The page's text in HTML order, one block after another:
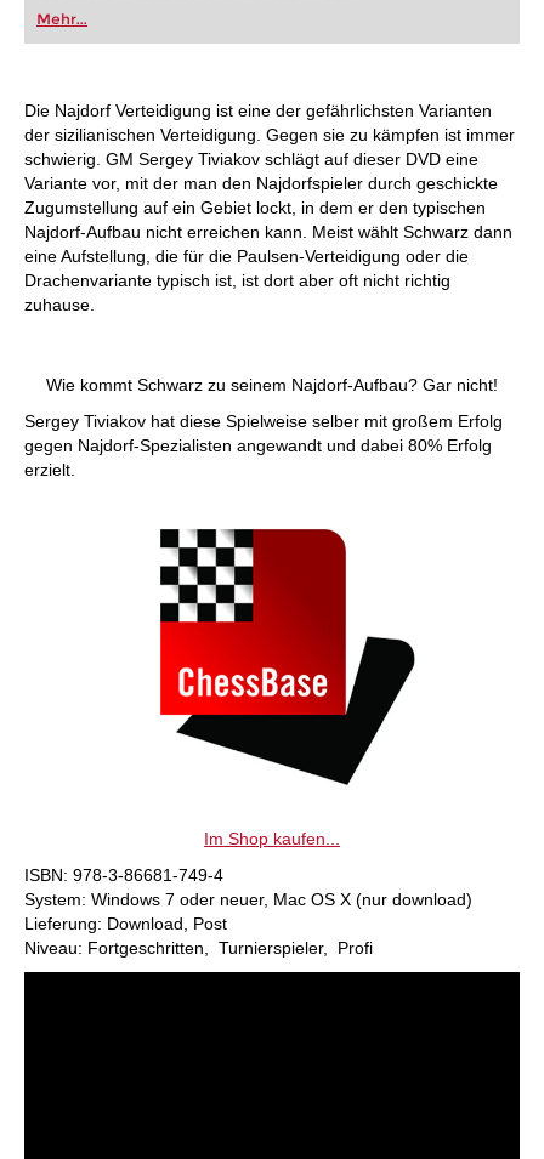
oder bereits auf Turnierniveau spielen: Mit
FRITZ trainieren Sie effizienter, intelligenter und
individueller als je zuvor.
Mehr...
Die Najdorf Verteidigung ist eine der gefährlichsten Varianten
der sizilianischen Verteidigung. Gegen sie zu kämpfen ist immer
schwierig. GM Sergey Tiviakov schlägt auf dieser DVD eine
Variante vor, mit der man den Najdorfspieler durch geschickte
Zugumstellung auf ein Gebiet lockt, in dem er den typischen
Najdorf-Aufbau nicht erreichen kann. Meist wählt Schwarz dann
eine Aufstellung, die für die Paulsen-Verteidigung oder die
Drachenvariante typisch ist, ist dort aber oft nicht richtig
zuhause.
Wie kommt Schwarz zu seinem Najdorf-Aufbau? Gar nicht!
Sergey Tiviakov hat diese Spielweise selber mit großem Erfolg
gegen Najdorf-Spezialisten angewandt und dabei 80% Erfolg
erzielt.
Im Shop kaufen...
ISBN: 978-3-86681-749-4
System: Windows 7 oder neuer, Mac OS X (nur download)
Lieferung: Download, Post
Niveau: Fortgeschritten, Turnierspieler, Profi